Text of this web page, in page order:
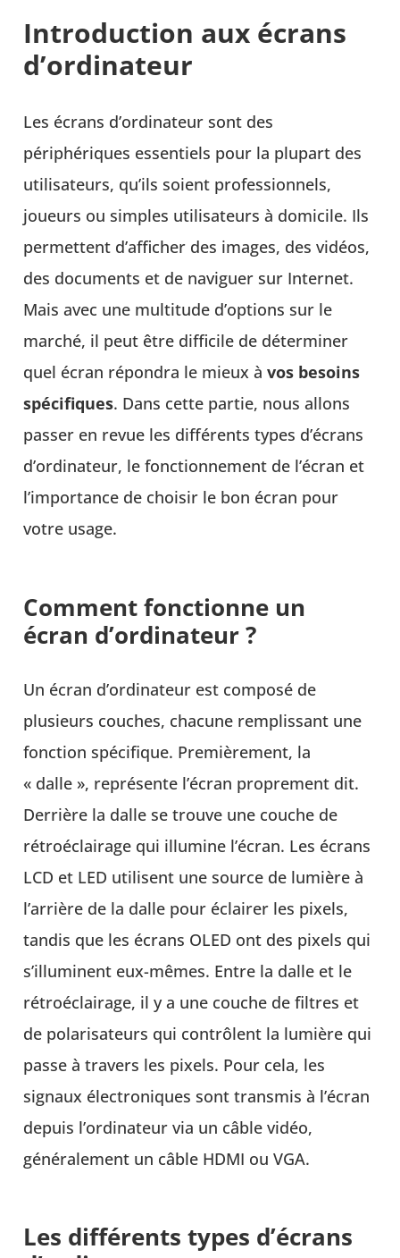
Introduction aux écrans
d’ordinateur
Les écrans d’ordinateur sont des
périphériques essentiels pour la plupart des
utilisateurs, qu’ils soient professionnels,
joueurs ou simples utilisateurs à domicile. Ils
permettent d’afficher des images, des vidéos,
des documents et de naviguer sur Internet.
Mais avec une multitude d’options sur le
marché, il peut être difficile de déterminer
quel écran répondra le mieux àvos besoins
spécifiques. Dans cette partie, nous allons
passer en revue les différents types d’écrans
d’ordinateur, le fonctionnement de l’écran et
l’importance de choisir le bon écran pour
votre usage.
Comment fonctionne un
écran d’ordinateur ?
Un écran d’ordinateur est composé de
plusieurs couches, chacune remplissant une
fonction spécifique. Premièrement, la
« dalle », représente l’écran proprement dit.
Derrière la dalle se trouve une couche de
rétroéclairage qui illumine l’écran. Les écrans
LCD et LED utilisent une source de lumière à
l’arrière de la dalle pour éclairer les pixels,
tandis que les écrans OLED ont des pixels qui
s’illuminent eux-mêmes. Entre la dalle et le
rétroéclairage, il y a une couche de filtres et
de polarisateurs qui contrôlent la lumière qui
passe à travers les pixels. Pour cela, les
signaux électroniques sont transmis à l’écran
depuis l’ordinateur via un câble vidéo,
généralement un câble HDMI ou VGA.
Les différents types d’écrans